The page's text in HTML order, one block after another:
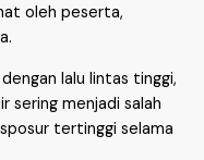
oleh peserta,
lalu lintas tinggi,
sering menjadi salah
tertinggi selama